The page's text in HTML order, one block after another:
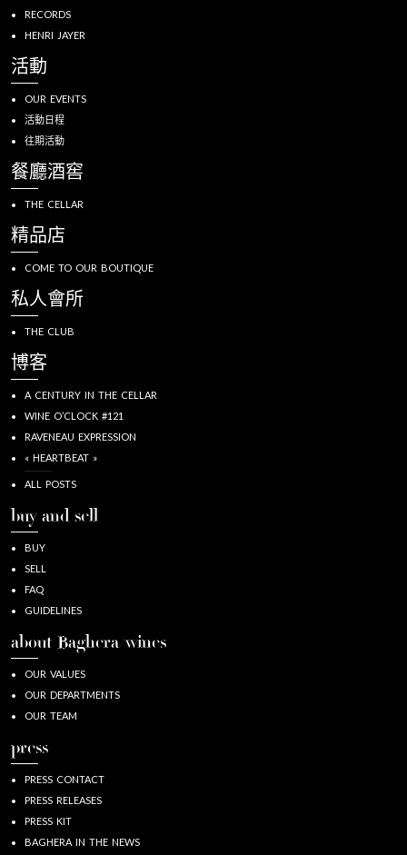
RECORDS
HENRI JAYER
活動
OUR EVENTS
活動日程
往期活動
餐廳酒窖
THE CELLAR
精品店
COME TO OUR BOUTIQUE
私人會所
THE CLUB
博客
A CENTURY IN THE CELLAR
WINE O’CLOCK #121
RAVENEAU EXPRESSION
« HEARTBEAT »
ALL POSTS
buy and sell
BUY
SELL
FAQ
GUIDELINES
about Baghera/wines
OUR VALUES
OUR DEPARTMENTS
OUR TEAM
press
PRESS CONTACT
PRESS RELEASES
PRESS KIT
BAGHERA IN THE NEWS